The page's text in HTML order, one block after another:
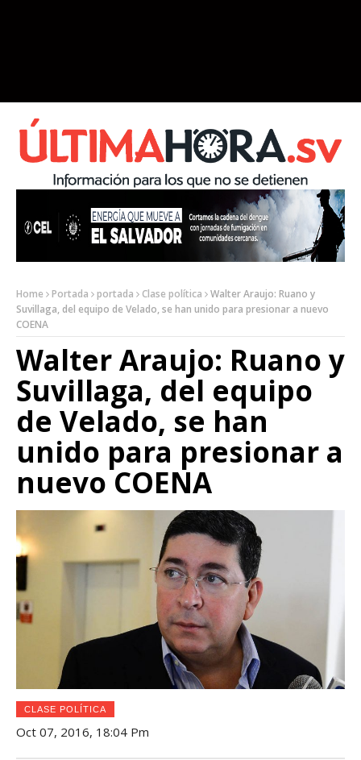
Home Portada portada Clase política
Walter Araujo: Ruano y
Suvillaga, del equipo de Velado, se han unido para presionar a nuevo
COENA
Walter Araujo: Ruano y
Suvillaga, del equipo
de Velado, se han
unido para presionar a
nuevo COENA
CLASE POLÍTICA
Oct 07, 2016, 18:04 Pm